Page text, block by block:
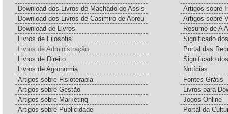
Download dos Livros de Machado de Assis
Download dos Livros de Casimiro de Abreu
Download de Livros
Livros de Filosofia
Livros de Administração
Livros de Direito
Livros de Agronomia
Artigos sobre Fisioterapia
Artigos sobre Gestão
Artigos sobre Marketing
Artigos sobre Publicidade
Artigos sobre
Artigos sobre
Resumo de A
Significado
Portal das
Significado
Notícias
Fontes Grátis
Livros para
Jogos Online
Portal da